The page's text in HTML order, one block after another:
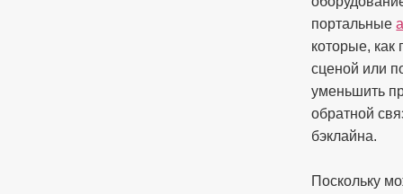
портальные
которые,
сценой или
уменьшить
обратной
бэклайна.
Поскольку